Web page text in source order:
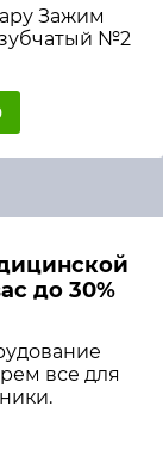
Зажим
№2
до 30%
все для